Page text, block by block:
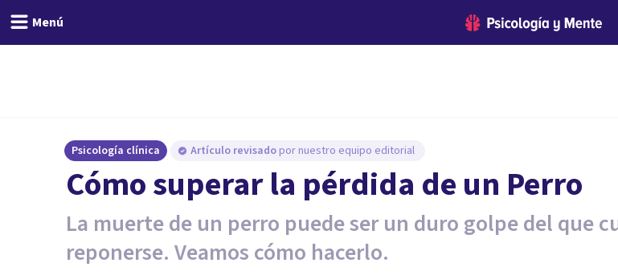
Menú
Psicología clínica Artículo revisado por nuestro equipo editorial
Cómo superar la pérdida de un Perro
La muerte de un perro puede ser un duro golpe del que
reponerse. Veamos cómo hacerlo.